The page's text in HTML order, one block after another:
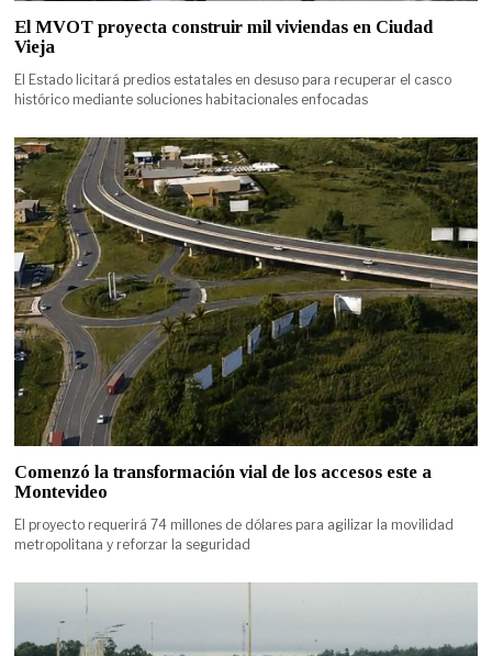
El MVOT proyecta construir mil viviendas en Ciudad
Vieja
El Estado licitará predios estatales en desuso para recuperar el casco
histórico mediante soluciones habitacionales enfocadas
Comenzó la transformación vial de los accesos este a
Montevideo
El proyecto requerirá 74 millones de dólares para agilizar la movilidad
metropolitana y reforzar la seguridad